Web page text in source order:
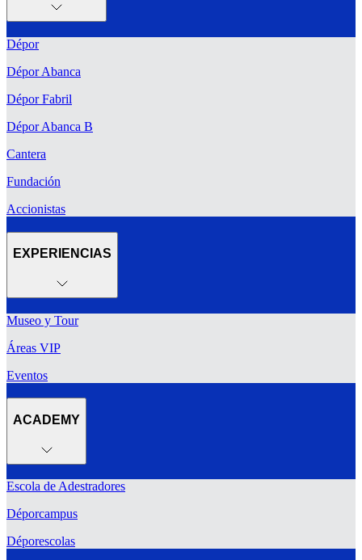
Dépor
Dépor Abanca
Dépor Fabril
Dépor Abanca B
Cantera
Fundación
Accionistas
EXPERIENCIAS
Museo y Tour
Áreas VIP
Eventos
ACADEMY
Escola de Adestradores
Déporcampus
Déporescolas